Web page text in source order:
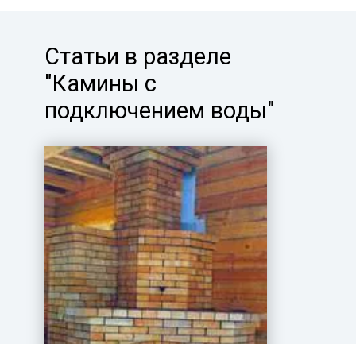
Статьи в разделе
"Камины с
подключением воды"